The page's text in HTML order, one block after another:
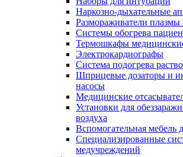
Наркозно-дыхательные
Размораживатели плазмы
Системы обогрева
Термошкафы
Электрокардиографы
Cистема подогрева
Шприцевые дозаторы и
насосы
Медицинские
Установки для
воздуха
Вспомогательная мебель
Специализированные
медучреждений